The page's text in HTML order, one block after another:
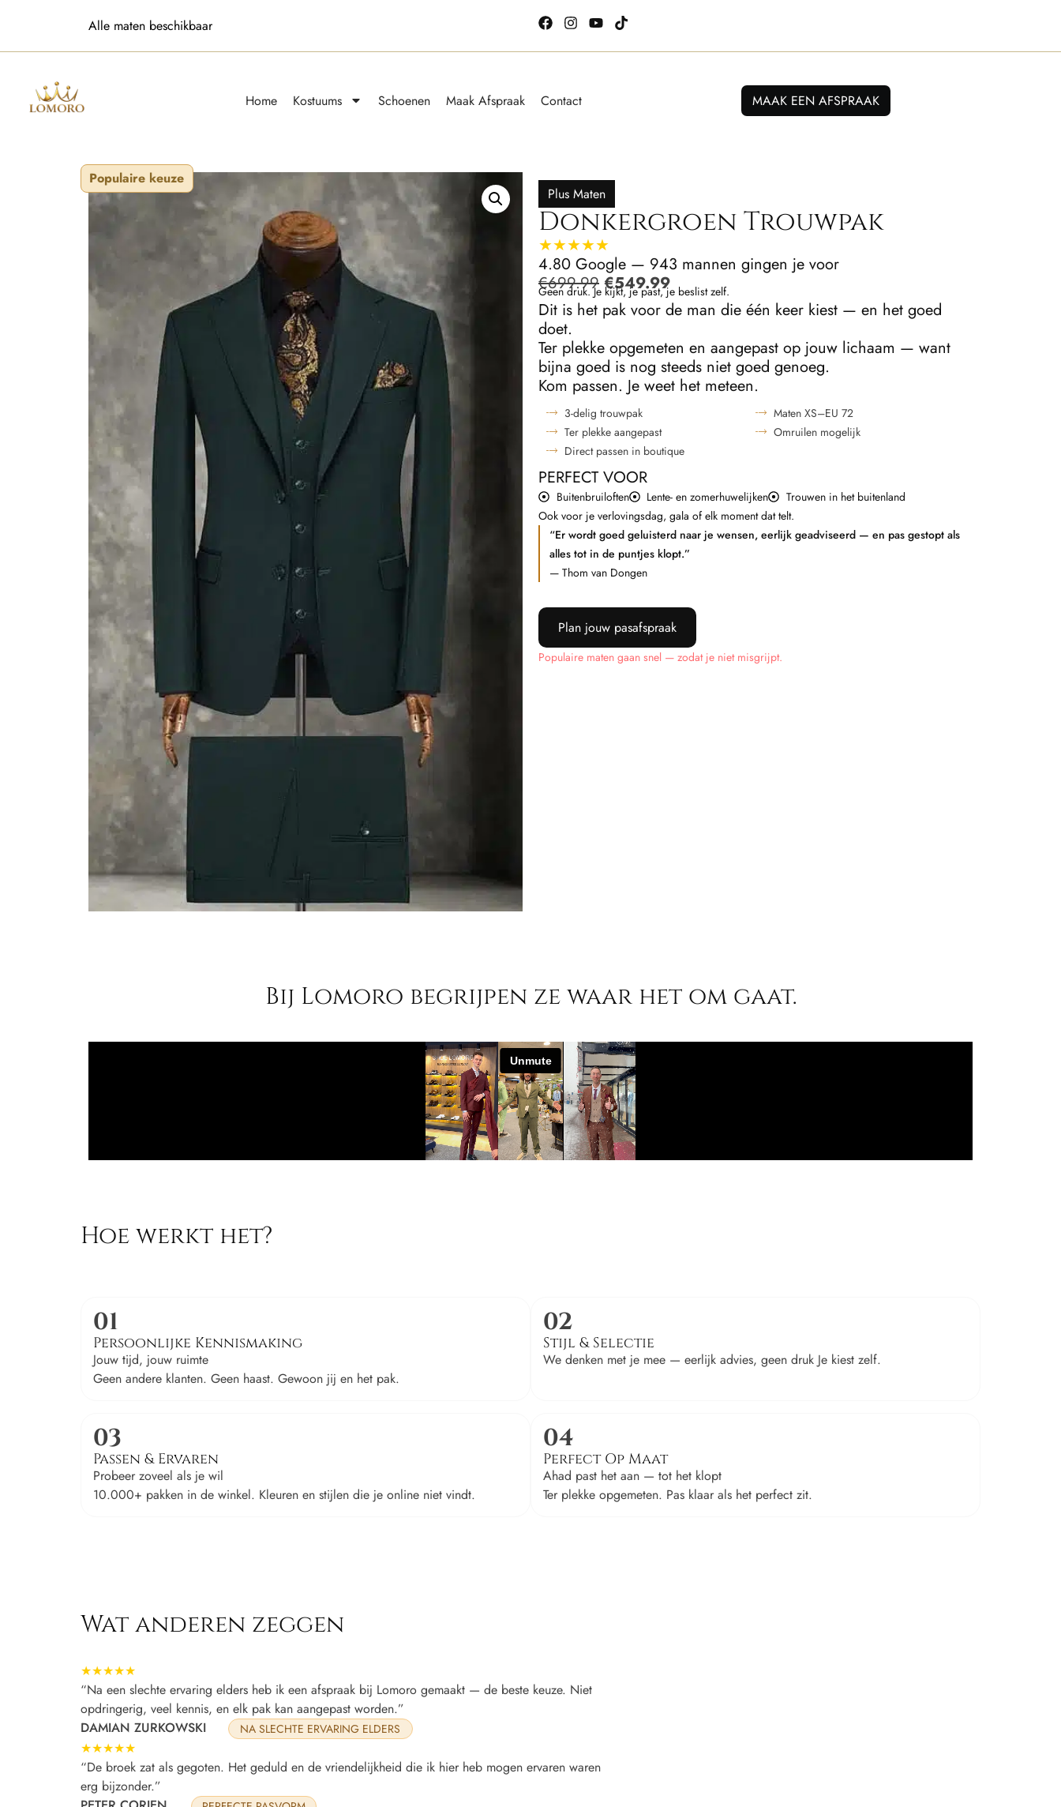
9.8/10 ⭐️⭐️⭐️⭐️⭐️
Home Kostuums Schoenen Maak Afspraak Contact MAAK EEN AFSPRAAK
Populaire keuze
Plus Maten
Donkergroen Trouwpak
★★★★★
4.80 Google — 943 mannen gingen je voor
€699.99 €549.99
Geen druk. Je kijkt, je past, je beslist zelf.
Dit is het pak voor de man die één keer kiest — en het goed
doet.
Ter plekke opgemeten en aangepast op jouw lichaam — want
bijna goed is nog steeds niet goed genoeg.
Kom passen. Je weet het meteen.
3-delig trouwpak
Ter plekke aangepast
Direct passen in boutique
Maten XS–EU 72
Omruilen mogelijk
PERFECT VOOR
Buitenbruiloften Lente- en zomerhuwelijken
Trouwen in het buitenland
Ook voor je verlovingsdag, gala of elk moment dat telt.
“Er wordt goed geluisterd naar je wensen, eerlijk geadviseerd — en pas gestopt als
alles tot in de puntjes klopt.”
— Thom van Dongen
Plan jouw pasafspraak
Populaire maten gaan snel — zodat je niet misgrijpt.
Bij Lomoro begrijpen ze waar het om gaat.
Hoe werkt het?
01
Persoonlijke Kennismaking
Jouw tijd, jouw ruimte
Geen andere klanten. Geen haast. Gewoon jij en het pak.
02
Stijl & Selectie
We denken met je mee — eerlijk advies, geen druk Je kiest zelf.
03
Passen & Ervaren
Probeer zoveel als je wil
10.000+ pakken in de winkel. Kleuren en stijlen die je online niet vindt.
04
Perfect Op Maat
Ahad past het aan — tot het klopt
Ter plekke opgemeten. Pas klaar als het perfect zit.
Wat anderen zeggen
★★★★★
“Na een slechte ervaring elders heb ik een afspraak bij Lomoro gemaakt — de beste keuze. Niet
opdringerig, veel kennis, en elk pak kan aangepast worden.”
DAMIAN ZURKOWSKI
NA SLECHTE ERVARING ELDERS
★★★★★
“De broek zat als gegoten. Het geduld en de vriendelijkheid die ik hier heb mogen ervaren waren
erg bijzonder.”